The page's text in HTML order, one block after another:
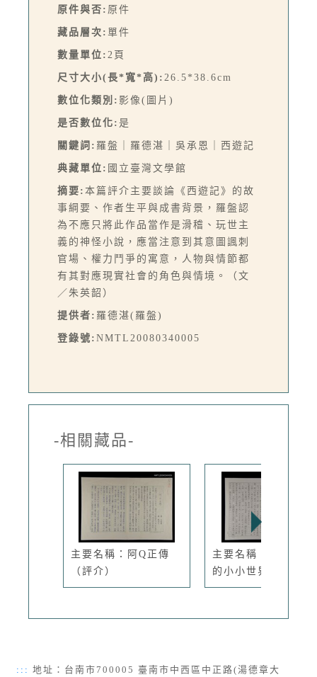
原件與否: 原件
藏品層次: 單件
數量單位: 2頁
尺寸大小(長*寬*高): 26.5*38.6cm
數位化類別: 影像(圖片)
是否數位化: 是
關鍵詞: 羅盤｜羅德湛｜吳承恩｜西遊記
典藏單位: 國立臺灣文學館
摘要: 本篇評介主要談論《西遊記》的故
事綱要、作者生平與成書背景，羅盤認
為不應只將此作品當作是滑稽、玩世主
義的神怪小說，應當注意到其意圖諷刺
官場、權力鬥爭的寓意，人物與情節都
有其對應現實社會的角色與情境。（文
／朱英韶）
提供者: 羅德湛(羅盤)
登錄號: NMTL20080340005
-相關藏品-
主要名稱：阿Q正傳
（評介）
主要名稱：玲瓏剔透
的小小世界...
::: 地址：台南市700005 臺南市中西區中正路(湯德章大